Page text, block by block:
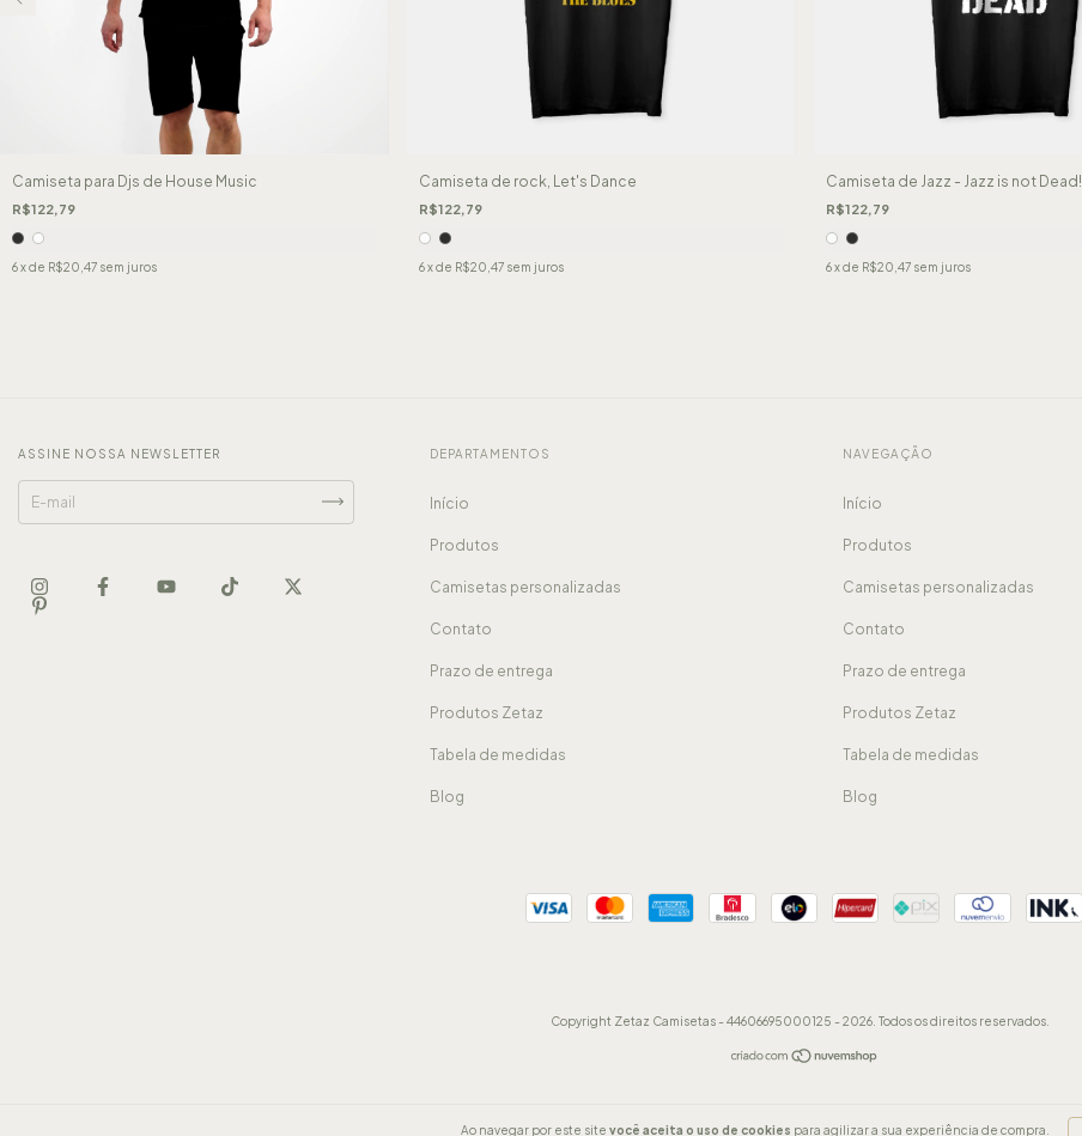
Ao navegar por este site você aceita o uso de cookies para agilizar a sua experiência de compra.
Camiseta para Djs de House Music
R$122,79
6x de R$20,47 sem juros
Camiseta de rock, Let's Dance
R$122,79
6x de R$20,47 sem juros
Camiseta de Jazz - Jazz is not Dead!
R$122,79
6 x de R$20,47 sem juros
ASSINE NOSSA NEWSLETTER DEPARTAMENTOS
Início
Produtos
Camisetas personalizadas
Contato
Prazo de entrega
Produtos Zetaz
Tabela de medidas
Blog
NAVEGAÇÃO
Início
Produtos
Camisetas personalizadas
Contato
Prazo de entrega
Produtos Zetaz
Tabela de medidas
Blog
Copyright Zetaz Camisetas - 44606695000125 - 2026. Todos os direitos reservados.